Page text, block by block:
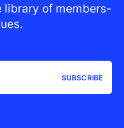
library of members-
SUBSCRIBE